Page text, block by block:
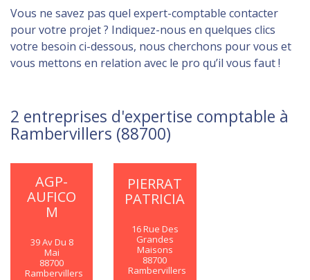
Vous ne savez pas quel expert-comptable contacter
pour votre projet ? Indiquez-nous en quelques clics
votre besoin ci-dessous, nous cherchons pour vous et
vous mettons en relation avec le pro qu’il vous faut !
2 entreprises d'expertise comptable à
Rambervillers (88700)
AGP-
AUFICO
M
39 Av Du 8
Mai
88700
Rambervillers
PIERRAT
PATRICIA
16 Rue Des
Grandes
Maisons
88700
Rambervillers